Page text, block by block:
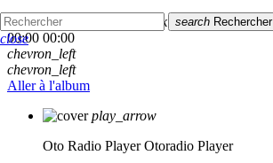
skip_previous
skip_next
00:00 00:00
chevron_left
chevron_left
Aller à l'album
play_arrow
Oto Radio Player Otoradio Player
search Rechercher
close